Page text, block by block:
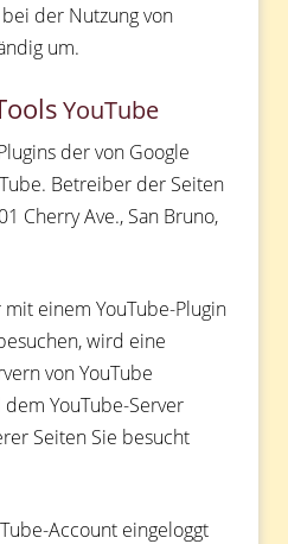
der Nutzung von
um.
YouTube
der von Google
Betreiber der Seiten
Cherry Ave., San Bruno,
einem YouTube-Plugin
wird eine
von YouTube
YouTube-Server
Seiten Sie besucht
Account eingeloggt